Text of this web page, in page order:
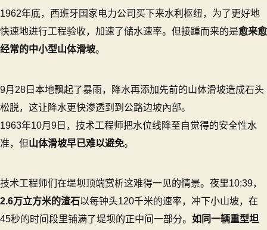
1962年底，西班牙国家电力公司买下来水利枢纽，为了更好地
快速地进行工程验收，加速了储水速率。但接踵而来的是愈来愈
经常的中小型山体滑坡。
9月28日本地飘起了暴雨，降水再添加先前的山体滑坡造成石头
松脱，这让降水更快渗透到到公路边坡內部。
1963年10月9日，技术工程师把水位线降至自觉得的安全性水
准，但山体滑坡早已难以避免。
技术工程师们在堤坝顶端赏析这难得一见的情景。夜里10:39，
2.6万立方米的渣石以每钟头120千米的速率，冲下小山坡，在
45秒的时间段里铺满了堤坝的正中间一部分。 如同一辆重型坦